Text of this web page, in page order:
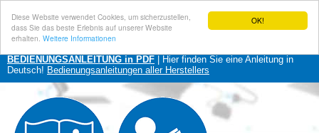
OK!
Diese Website verwendet Cookies, um sicherzustellen,
dass Sie das beste Erlebnis auf unserer Website
erhalten. Weitere Informationen
BEDIENUNGSANLEITUNG in PDF | Hier finden Sie eine Anleitung in
Deutsch! Bedienungsanleitungen aller Herstellers